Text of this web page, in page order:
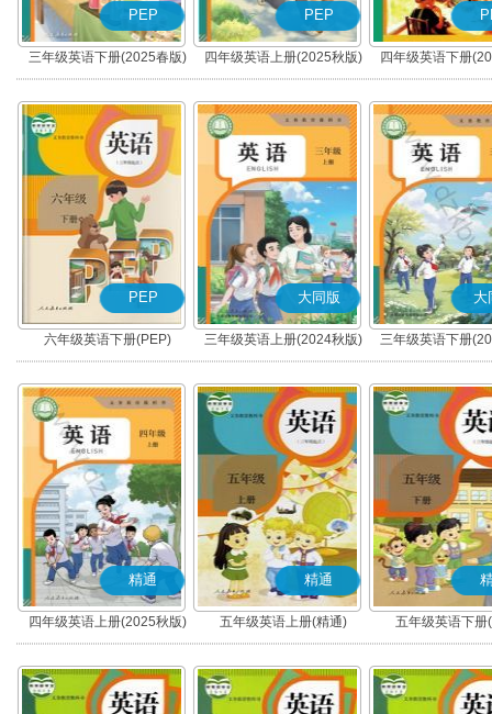
PEP
三年级英语下册(2025春版)
(PEP)
PEP
四年级英语上册(2025秋版)
(PEP)
四年级英语下册
(PEP)
PEP
六年级英语下册(PEP)
大同版
三年级英语上册(2024秋版)
(大同版)
大
三年级英语下册
(大同版)
精通
四年级英语上册(2025秋版)
(精通)
精通
五年级英语上册(精通) 五年级英语下册